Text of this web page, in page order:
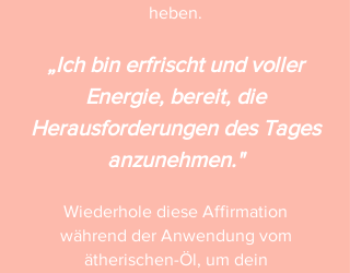
heben.
„Ich bin erfrischt und voller
Energie, bereit, die
Herausforderungen des Tages
anzunehmen."
Wiederhole diese Affirmation
während der Anwendung vom
ätherischen-Öl, um dein